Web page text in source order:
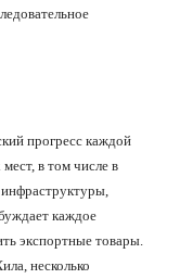
прогресс каждой
в том числе в
каждое
экспортные товары.
несколько